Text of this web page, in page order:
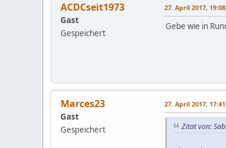
ACDCseit1973
Gast
Gespeichert
27. April 2017,
Gebe wie in
Marces23
Gast
Gespeichert
27. April 2017,
Zitat von: